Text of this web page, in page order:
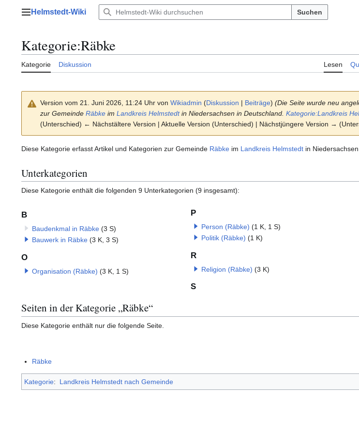
Hauptmenü
Helmstedt-Wiki Suchen
Kategorie:Räbke
Kategorie Diskussion Lesen
Version vom 21. Juni 2026, 11:24 Uhr von Wikiadmin (Diskussion | Beiträge) (Die Seite wurde neu
zur Gemeinde Räbke im Landkreis Helmstedtin Niedersachsen in Deutschland. Kategorie:Landkreis
(Unterschied) ← Nächstältere Version | Aktuelle Version (Unterschied) | Nächstjüngere Version →
Diese Kategorie erfasst Artikel und Kategorien zur Gemeinde Räbke im Landkreis Helmstedt in
Unterkategorien
Diese Kategorie enthält die folgenden 9 Unterkategorien (9 insgesamt):
B
Baudenkmal in Räbke (3 S)
Bauwerk in Räbke (3 K, 3 S)
O
Organisation (Räbke) (3 K, 1 S)
P
Person (Räbke) (1 K, 1 S)
Politik (Räbke) (1 K)
R
Religion (Räbke) (3 K)
S
Seiten in der Kategorie „Räbke“
Diese Kategorie enthält nur die folgende Seite.
Räbke
Kategorie: Landkreis Helmstedt nach Gemeinde